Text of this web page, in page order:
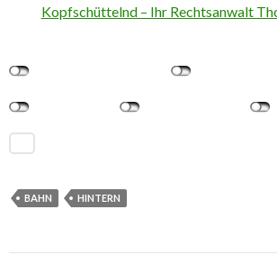
Kopfschüttelnd – Ihr Rechtsanwalt
BAHN HINTERN